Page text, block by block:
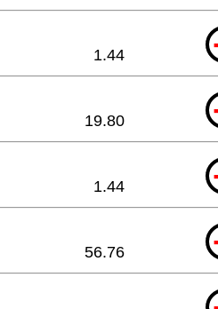
1.44
19.80
1.44
56.76